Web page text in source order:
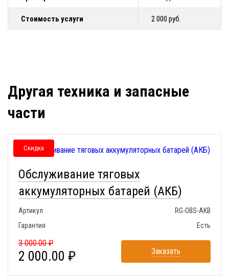
Стоимость услуги 2 000 руб.
Другая техника и запасные
части
Скидка
Обслуживание тяговых
аккумуляторных батарей (АКБ)
Артикул
RG-OBS-AKB
Гарантия
Есть
3 000.00 ₽
2 000.00 ₽ Заказать